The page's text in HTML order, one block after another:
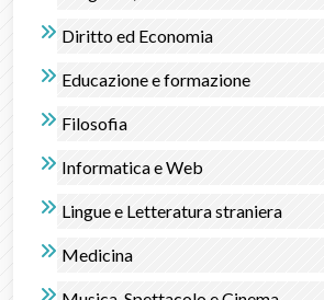
Diritto ed Economia
Educazione e formazione
Filosofia
Informatica e Web
Lingue e Letteratura straniera
Medicina